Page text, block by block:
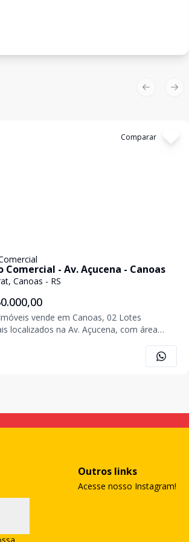
Comparar
Comercial - Av. Açucena - Canoas
Canoas - RS
vende em Canoas, 02 Lotes
localizados na Av. Açucena, com área
localizada em bairro classe média alta,
Previous
Outros links
Acesse nosso Instagram!